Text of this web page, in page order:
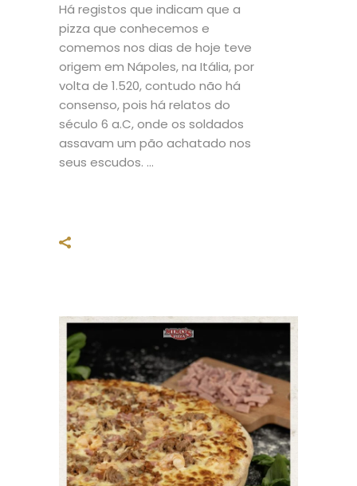
Há registos que indicam que a
pizza que conhecemos e
comemos nos dias de hoje teve
origem em Nápoles, na Itália, por
volta de 1.520, contudo não há
consenso, pois há relatos do
século 6 a.C, onde os soldados
assavam um pão achatado nos
seus escudos.